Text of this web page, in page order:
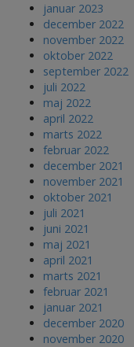
januar 2023
december 2022
november 2022
oktober 2022
september 2022
juli 2022
maj 2022
april 2022
marts 2022
februar 2022
december 2021
november 2021
oktober 2021
juli 2021
juni 2021
maj 2021
april 2021
marts 2021
februar 2021
januar 2021
december 2020
november 2020